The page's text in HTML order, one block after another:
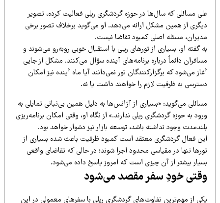
مسائلی که سال‌ها در حوزه گردشگری ریلی فعالیت کرده، تصویر
از همین مشکل ارائه می‌دهد. او می‌گوید برخلاف تصور برخی
مسئله اصلی کمبود تقاضا نیست.
گفته او، بسیاری از تورهای ریلی با استقبال خوبی روبه‌رو می‌شوند و
دائماً درباره برنامه‌های آینده سؤال می‌کنند. مشکل از جایی
می‌شود که برگزارکنندگان تور نمی‌دانند آیا ماه آینده نیز امکان
به ظرفیت لازم را خواهند داشت یا نه.
می‌گوید: «بسیاری از آژانس‌ها به دلیل همین بی‌ثباتی تمایلی به
به حوزه گردشگری ریلی ندارند.» از نگاه او، وقتی امکان برنامه‌ریزی
وجود نداشته باشد، توسعه بازار نیز دشوار خواهد بود.
فعال گردشگری معتقد است کمبود ظرفیت باعث شده بسیاری از
تنها در مقیاسی محدود اجرا شوند؛ در حالی که تقاضای واقعی
بیشتر از آن چیزی است که امروز پاسخ داده می‌شود.
خودِ سفر مقصد می‌شود
از مهم‌ترین تفاوت‌های گردشگری ریلی با سفرهای معمولی در این